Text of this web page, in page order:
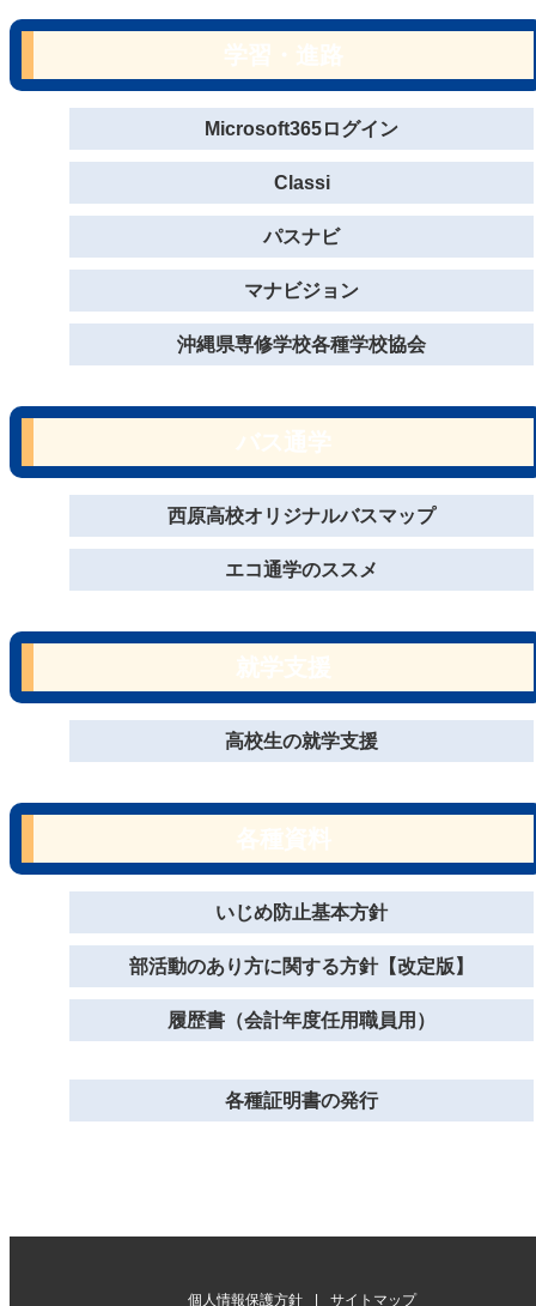
Microsoft365ログイン
Classi
パスナビ
マナビジョン
沖縄県専修学校各種学校協会
西原高校オリジナルバスマップ
エコ通学のススメ
高校生の就学支援
いじめ防止基本方針
部活動のあり方に関する方針【改定版】
履歴書（会計年度任用職員用）
各種証明書の発行
個人情報保護方針 サイトマップ